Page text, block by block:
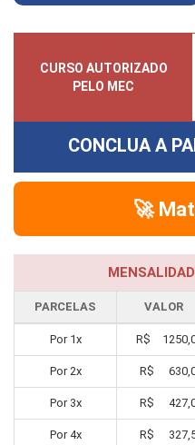
CURSO AUTORIZADO
PELO MEC
CONCLUA A
🚀
PARCELAS VALOR
Por 1x R$
Por 2x R$
Por 3x R$
Por4x R$